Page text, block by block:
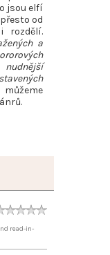
jsou elfí
od
rozdělí.
a
nudnější
read-in-